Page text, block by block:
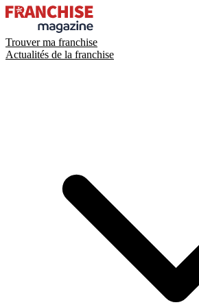
Trouver ma franchise
Actualités de la franchise